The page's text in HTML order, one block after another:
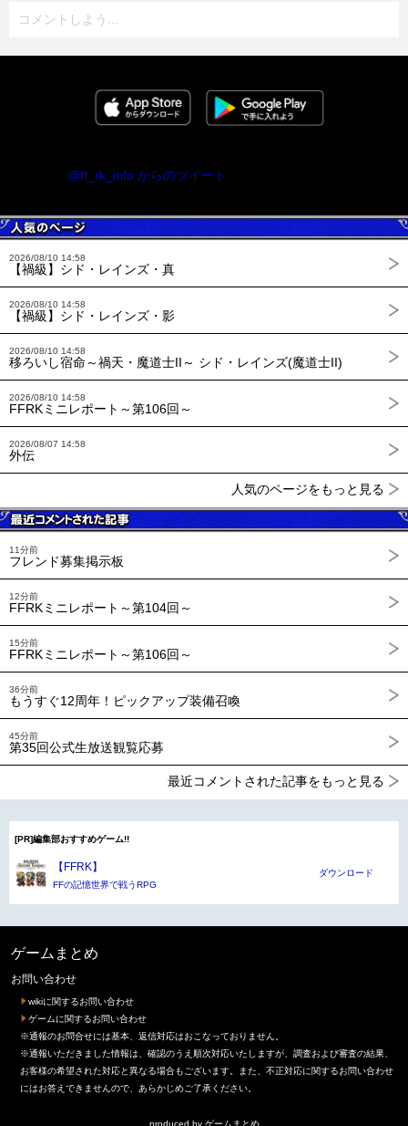
コメントしよう...
@ff_rk_info からのツイート
2026/08/10 14:58
【禍級】シド・レインズ・真
2026/08/10 14:58
【禍級】シド・レインズ・影
2026/08/10 14:58
移ろいし宿命～禍天・魔道士II～ シド・レインズ(魔道士II)
2026/08/10 14:58
FFRKミニレポート～第106回～
2026/08/07 14:58
外伝
人気のページをもっと見る
11分前
フレンド募集掲示板
12分前
FFRKミニレポート～第104回～
15分前
FFRKミニレポート～第106回～
36分前
もうすぐ12周年！ピックアップ装備召喚
45分前
第35回公式生放送観覧応募
最近コメントされた記事をもっと見る
[PR]編集部おすすめゲーム!!
【FFRK】
FFの記憶世界で戦うRPG
ダウンロード
ゲームまとめ
お問い合わせ
wikiに関するお問い合わせ
ゲームに関するお問い合わせ
※通報のお問合せには基本、返信対応はおこなっておりません。
※通報いただきました情報は、確認のうえ順次対応いたしますが、調査および審査の結果、
お客様の希望された対応と異なる場合もございます。また、不正対応に関するお問い合わせ
にはお答えできませんので、あらかじめご了承ください。
produced by ゲームまとめ